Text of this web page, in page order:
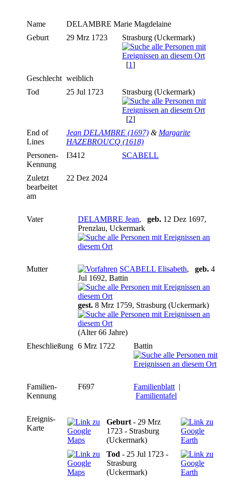
Name DELAMBRE Marie Magdelaine
Geburt
29 Mrz 1723 Strasburg (Uckermark)
[1]
Geschlecht weiblich
Tod
25 Jul 1723 Strasburg (Uckermark)
[2]
End of
Lines
Jean DELAMBRE (1697) & Margarite
HAZEBROUCQ (1618)
Personen-
Kennung
I3412 SCABELL
Zuletzt
bearbeitet
am
22 Dez 2024
Vater DELAMBRE Jean, geb. 12 Dez 1697,
Prenzlau, Uckermark
Mutter SCABELL Elisabeth, geb. 4
Jul 1692, Battin
gest. 8 Mrz 1759, Strasburg (Uckermark)
(Alter 66 Jahre)
Eheschließung 6 Mrz 1722 Battin
Familien-
Kennung
F697 Familienblatt |
Familientafel
Ereignis-
Karte
Geburt - 29 Mrz
1723 - Strasburg
(Uckermark)
Tod - 25 Jul 1723 -
Strasburg
(Uckermark)